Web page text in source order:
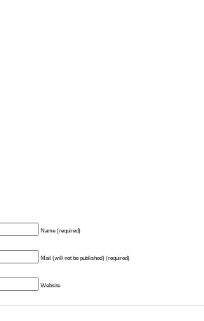
Name (required)
Mail (will not be published) (required)
Website